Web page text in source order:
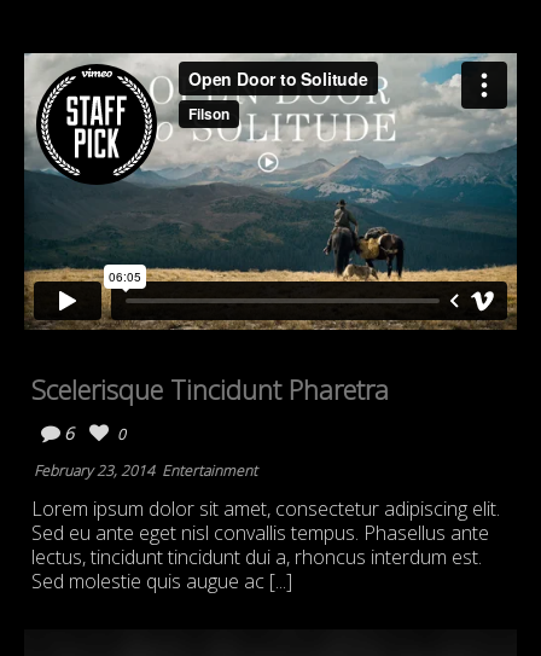
Scelerisque Tincidunt Pharetra
6
0
February 23, 2014 Entertainment
Lorem ipsum dolor sit amet, consectetur adipiscing elit.
Sed eu ante eget nisl convallis tempus. Phasellus ante
lectus, tincidunt tincidunt dui a, rhoncus interdum est.
Sed molestie quis augue ac [...]